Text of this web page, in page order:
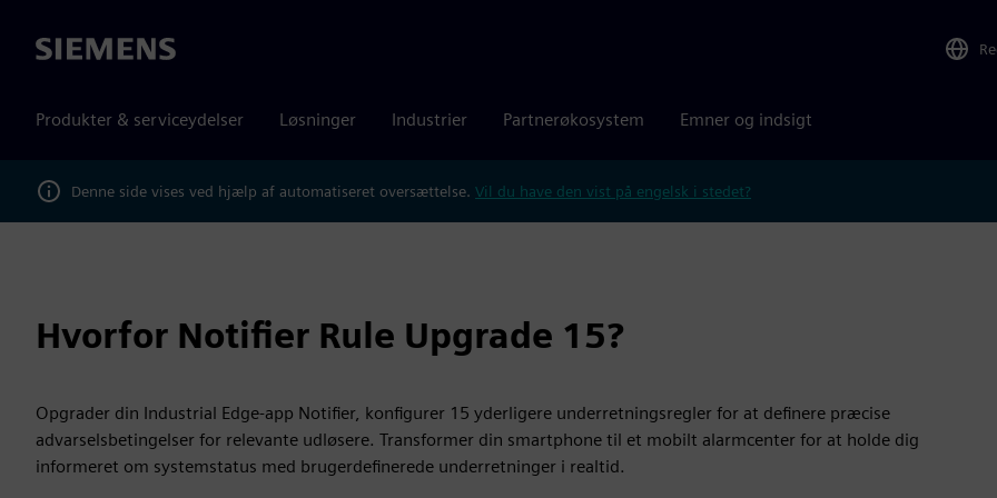
Siemens
Produkter & serviceydelser Løsninger Industrier Partnerøkosystem Emner og indsigt
Denne side vises ved hjælp af automatiseret oversættelse. Vil du have den vist på engelsk i stedet?
Hvorfor Notifier Rule Upgrade 15?
Opgrader din Industrial Edge-app Notifier, konfigurer 15 yderligere underretningsregler for at definere præcise
advarselsbetingelser for relevante udløsere. Transformer din smartphone til et mobilt alarmcenter for at holde dig
informeret om systemstatus med brugerdefinerede underretninger i realtid.